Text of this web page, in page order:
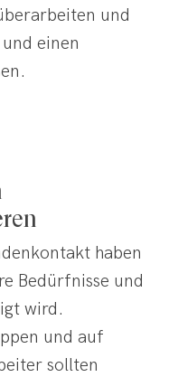
und
einen
haben
Bedürfnisse und
wird.
und auf
sollten